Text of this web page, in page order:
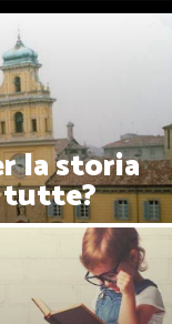
la storia
tutte?